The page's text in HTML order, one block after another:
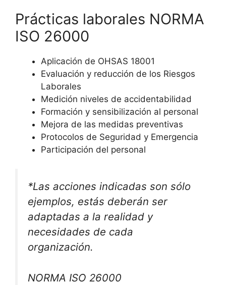
Prácticas laborales NORMA
ISO 26000
Aplicación de OHSAS 18001
Evaluación y reducción de los Riesgos
Laborales
Medición niveles de accidentabilidad
Formación y sensibilización al personal
Mejora de las medidas preventivas
Protocolos de Seguridad y Emergencia
Participación del personal
*Las acciones indicadas son sólo
ejemplos, estás deberán ser
adaptadas a la realidad y
necesidades de cada
organización.
NORMA ISO 26000